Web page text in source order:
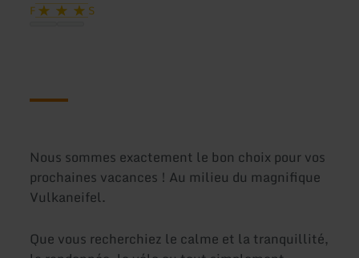
F S
Nous sommes exactement le bon choix pour vos
prochaines vacances ! Au milieu du magnifique
Vulkaneifel.
Que vous recherchiez le calme et la tranquillité,